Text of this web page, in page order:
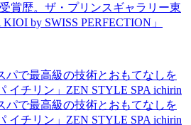
受賞歴。ザ・プリンスギャラリー東
by SWISS PERFECTION」